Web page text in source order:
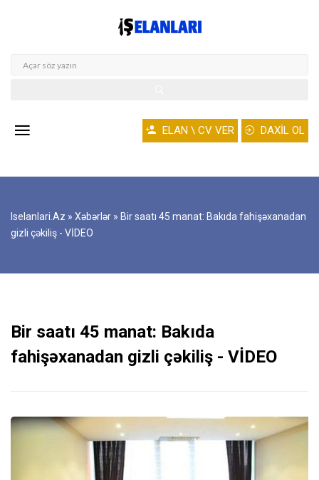
ELAN \ CV VER DAXİL OL
Iselanlari.az » Xəbərlər » Bir saatı 45 manat: Bakıda fahişəxanadan
gizli çəkiliş - VİDEO
Bir saatı 45 manat: Bakıda
fahişəxanadan gizli çəkiliş - VİDEO